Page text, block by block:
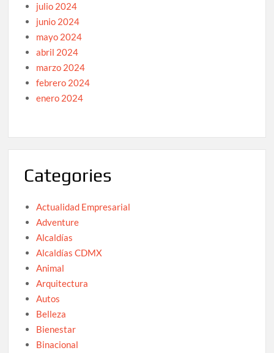
julio 2024
junio 2024
mayo 2024
abril 2024
marzo 2024
febrero 2024
enero 2024
Categories
Actualidad Empresarial
Adventure
Alcaldías
Alcaldías CDMX
Animal
Arquitectura
Autos
Belleza
Bienestar
Binacional